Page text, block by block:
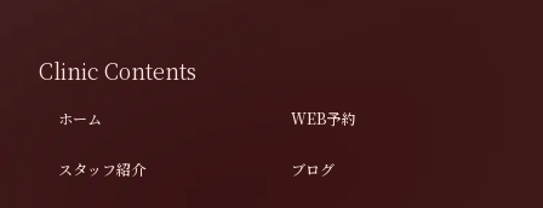
Clinic Contents
ホーム
スタッフ紹介
WEB予約
ブログ